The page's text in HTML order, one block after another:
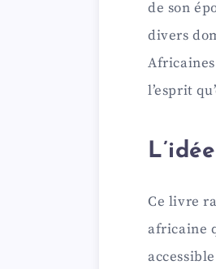
de son
divers
l’esprit
Ce livre
africaine